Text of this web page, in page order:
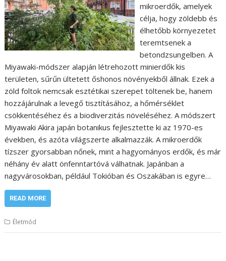
mikroerdők, amelyek
célja, hogy zöldebb és
élhetőbb környezetet
teremtsenek a
betondzsungelben. A
Miyawaki-módszer alapján létrehozott minierdők kis
területen, sűrűn ültetett őshonos növényekből állnak. Ezek a
zöld foltok nemcsak esztétikai szerepet töltenek be, hanem
hozzájárulnak a levegő tisztításához, a hőmérséklet
csökkentéséhez és a biodiverzitás növeléséhez. A módszert
Miyawaki Akira japán botanikus fejlesztette ki az 1970-es
években, és azóta világszerte alkalmazzák. A mikroerdők
tízszer gyorsabban nőnek, mint a hagyományos erdők, és már
néhány év alatt önfenntartóvá válhatnak. Japánban a
nagyvárosokban, például Tokióban és Oszakában is egyre…
READ MORE
Életmód